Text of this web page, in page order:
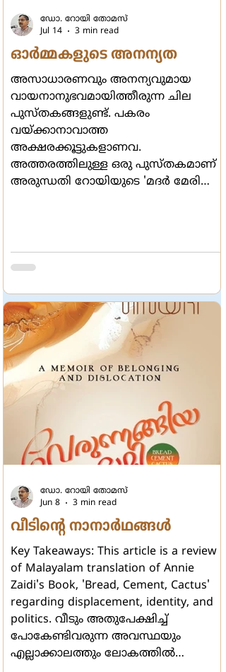
ഓര്‍മ്മകളുടെ അനന്യത
അസാധാരണവും അനന്യവുമായ
വായനാനുഭവമായിത്തീരുന്ന ചില
പുസ്തകങ്ങളുണ്ട്. പകരം
വയ്ക്കാനാവാത്ത
അക്ഷരക്കൂട്ടുകളാണവ.
അത്തരത്തിലുള്ള ഒരു പുസ്തകമാണ്
അരുന്ധതി റോയിയുടെ 'മദര്‍ മേരി
അമ്മയെക്കുറിച്ചെഴുതുമ്പോള്‍തന്നെ
ദേശവും കാലവും രാഷ്ട്രീയവും എല്ലാം
എഴുത്തുകാരിക്ക് സാധിക്കുന്നു.
അരുന്ധതിയുടെ
ഓര്‍മ്മക്കുറിപ്പുകളാണ് ഈ ഗ്രന്ഥം
എന്നു പറയാം. ഇതില്‍ എഴുത്തുകാരി
തന്‍റെ അമ്മയായ മേരി റോയിയു
ഡോ. റോയി തോമസ്
Jul 14
3 min read
വീടിന്‍റെ നാനാര്‍ഥങ്ങള്‍
Key Takeaways: This article is a review
of Malayalam translation of Annie
Zaidi's Book, 'Bread, Cement, Cactus'
regarding displacement, identity, and
politics. വീടും അതുപേക്ഷിച്ച്
പോകേണ്ടിവരുന്ന അവസ്ഥയും
എല്ലാക്കാലത്തും ലോകത്തില്‍
ഡോ. റോയി തോമസ്
Jun 8
3 min read